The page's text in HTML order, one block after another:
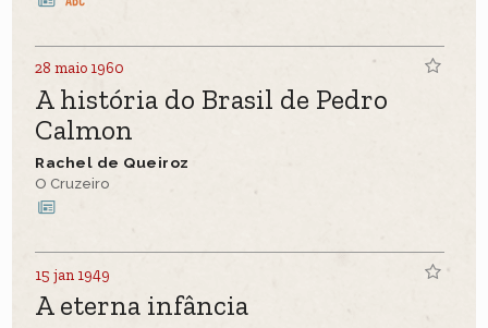
28 maio 1960
A história do Brasil de Pedro
Calmon
Rachel de Queiroz
O Cruzeiro
15 jan 1949
A eterna infância